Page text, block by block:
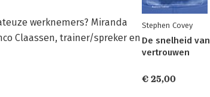
werknemers? Miranda
Claassen, trainer/spreker en
Stephen Covey
De snelheid van
vertrouwen
€ 25,00